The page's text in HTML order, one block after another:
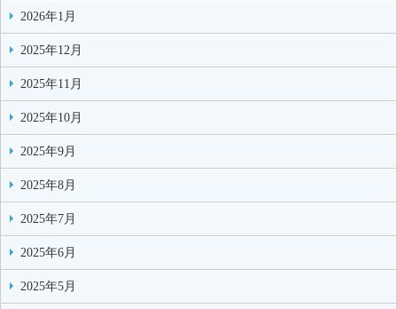
2026年1月
2025年12月
2025年11月
2025年10月
2025年9月
2025年8月
2025年7月
2025年6月
2025年5月